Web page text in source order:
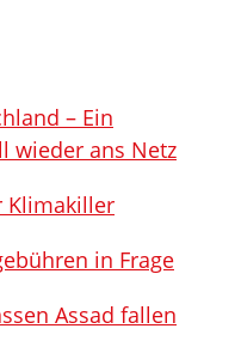
– Ein
wieder ans Netz
Klimakiller
in Frage
Assad fallen